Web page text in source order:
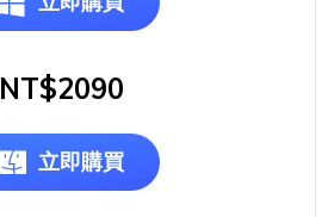
NT$2090
立即購買